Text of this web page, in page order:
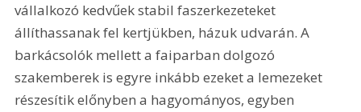
vállalkozó kedvűek stabil faszerkezeteket
állíthassanak fel kertjükben, házuk udvarán. A
barkácsolók mellett a faiparban dolgozó
szakemberek is egyre inkább ezeket a lemezeket
részesítik előnyben a hagyományos, egyben